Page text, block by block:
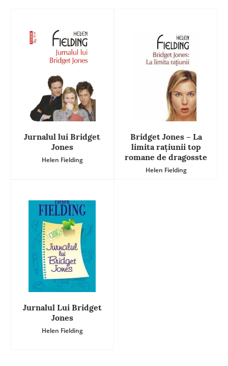
Jurnalul lui Bridget
Jones
Helen Fielding
Bridget Jones – La
limita raţiunii top
romane de dragosste
Helen Fielding
Jurnalul Lui Bridget
Jones
Helen Fielding